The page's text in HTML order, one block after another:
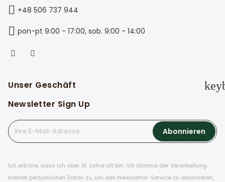
+48 506 737 944
pon-pt 9:00 - 17:00, sob. 9:00 - 14:00
Unser Geschäft
Newsletter Sign Up
Ich erkläre, dass ich über 16 Jahre alt bin. Ich stimme der Verarbeitung
meiner persönlichen Daten zu, um den Newsletter-Service zu abonnieren,